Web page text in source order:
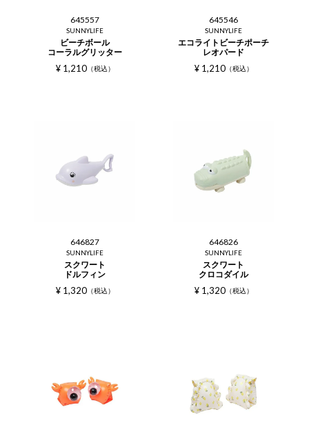
645557
SUNNYLIFE
ビーチボール
コーラルグリッター
¥ 1,210 税込
645546
SUNNYLIFE
エコライトビーチポーチ
レオパード
¥ 1,210 税込
646827
SUNNYLIFE
スクワート
ドルフィン
¥ 1,320 税込
646826
SUNNYLIFE
スクワート
クロコダイル
¥ 1,320 税込